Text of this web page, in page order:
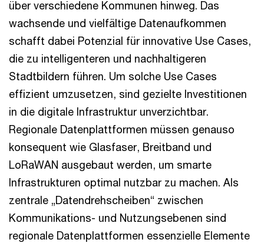
über verschiedene Kommunen hinweg. Das
wachsende und vielfältige Datenaufkommen
schafft dabei Potenzial für innovative Use Cases,
die zu intelligenteren und nachhaltigeren
Stadtbildern führen. Um solche Use Cases
effizient umzusetzen, sind gezielte Investitionen
in die digitale Infrastruktur unverzichtbar.
Regionale Datenplattformen müssen genauso
konsequent wie Glasfaser, Breitband und
LoRaWAN ausgebaut werden, um smarte
Infrastrukturen optimal nutzbar zu machen. Als
zentrale „Datendrehscheiben“ zwischen
Kommunikations- und Nutzungsebenen sind
regionale Datenplattformen essenzielle Elemente